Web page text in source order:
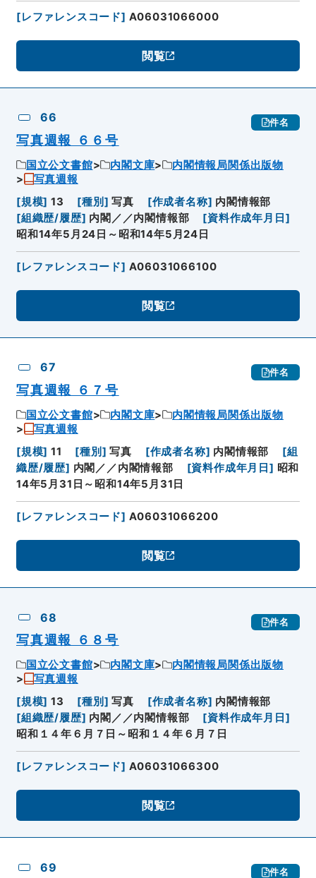
[レファレンスコード] A06031066000
閲覧
66 件名
写真週報 ６６号
国立公文書館 内閣文庫
内閣情報局関係出版物
写真週報
[規模] 13 [種別 ] 写真 [作成者名称] 内閣情報部
[組織歴/履歴] 内閣／／内閣情報部 [資料作成年月日 ]
昭和14年5月24日～昭和14年5月24日
[レファレンスコード] A06031066100
閲覧
67 件名
写真週報 ６７号
国立公文書館 内閣文庫
内閣情報局関係出版物
写真週報
[規模] 11 [種別 ] 写真 [作成者名称] 内閣情報部 [組
織歴/履歴] 内閣／／内閣情報部 [資料作成年月日] 昭和
14年5月31日～昭和14年5月31日
[レファレンスコード] A06031066200
閲覧
68 件名
写真週報 ６８号
国立公文書館 内閣文庫
内閣情報局関係出版物
写真週報
[規模] 13 [種別 ] 写真 [作成者名称] 内閣情報部
[組織歴/履歴] 内閣／／内閣情報部 [資料作成年月日 ]
昭和１４年６月７日～昭和１４年６月７日
[レファレンスコード] A06031066300
閲覧
69 件名